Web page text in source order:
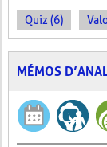
Quiz (6)
MÉMOS